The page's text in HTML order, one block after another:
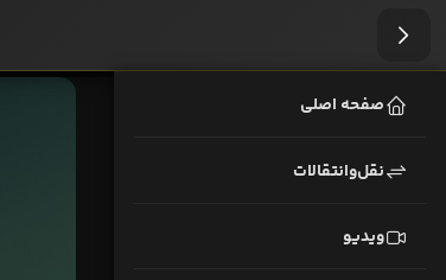
صفحه اصلی
نقل‌وانتقالات
ویدیو